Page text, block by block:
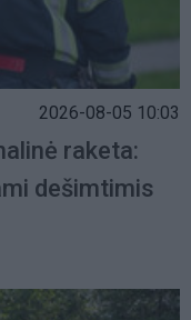
2026-08-05 10:03
raketa:
dešimtimis